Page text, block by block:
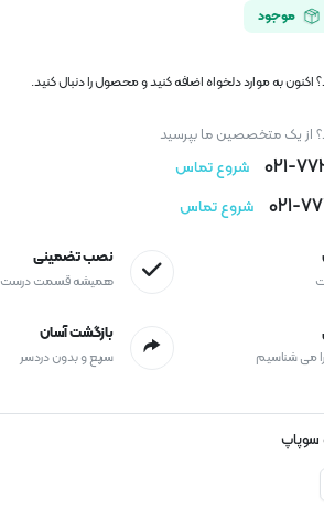
موجود
به موارد دلخواه اضافه کنید و محصول را دنبال کنید.
از یک متخصصین ما بپرسید
021- شروع تماس
021- شروع تماس
نصب تضمینی
همیشه قسمت درست
می شناسیم
بازگشت آسان
سریع و بدون دردسر